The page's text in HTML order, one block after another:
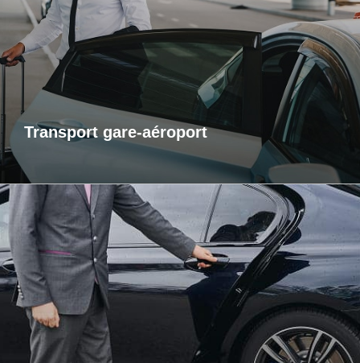
Transport gare-aéroport
service de transport fiable et ponctuel vers les gares et
aéroports. Je m’assure que vous arriviez à l’heure, sans
contrainte et dans un confort optimal. Que vous voyagiez
pour affaires ou pour le plaisir, laissez-moi gérer votre trajet
afin que vous puissiez vous concentrer sur l’essentiel : votre
voyage.
Transports inter-région
Pour vos trajets longue distance, je vous propose un service
de transport inter-régional fiable et confortable. Que ce soit
pour des raisons personnelles ou professionnelles,